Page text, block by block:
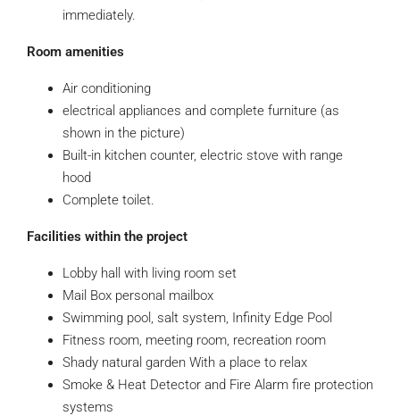
immediately.
Room amenities
Air conditioning
electrical appliances and complete furniture (as
shown in the picture)
Built-in kitchen counter, electric stove with range
hood
Complete toilet.
Facilities within the project
Lobby hall with living room set
Mail Box personal mailbox
Swimming pool, salt system, Infinity Edge Pool
Fitness room, meeting room, recreation room
Shady natural garden With a place to relax
Smoke & Heat Detector and Fire Alarm fire protection
systems